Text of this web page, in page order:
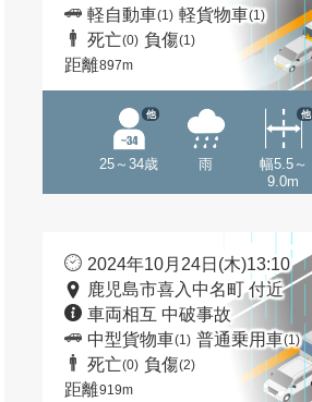
軽自動車(1) 軽貨物車(1)
死亡(0) 負傷(1)
距離897m
25～34歳
他
雨
幅5.5～
9.0m
他
2024年10月24日(木)13:10
鹿児島市喜入中名町 付近
車両相互 中破事故
中型貨物車(1) 普通乗用車(1)
死亡(0) 負傷(2)
距離919m